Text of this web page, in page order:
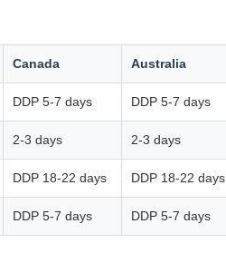
Canada Australia
DDP 5-7 days DDP 5-7 days
2-3 days 2-3 days
DDP 18-22 days DDP 18-22 days
DDP 5-7 days DDP 5-7 days